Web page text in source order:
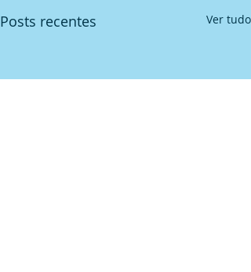
Posts recentes Ver tudo